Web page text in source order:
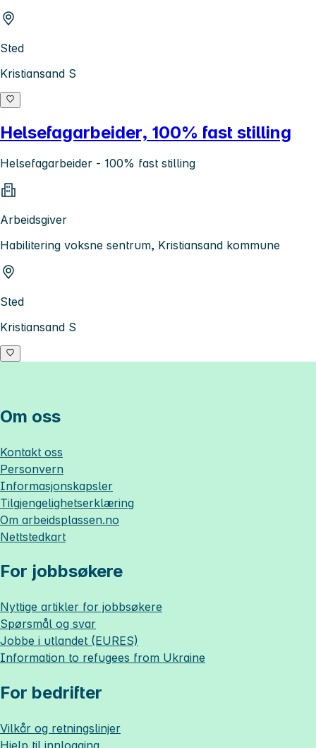
Sted
Kristiansand S
Helsefagarbeider, 100% fast stilling
Helsefagarbeider - 100% fast stilling
Arbeidsgiver
Habilitering voksne sentrum, Kristiansand kommune
Sted
Kristiansand S
Om oss
Kontakt oss
Personvern
Informasjonskapsler
Tilgjengelighetserklæring
Om arbeidsplassen.no
Nettstedkart
For jobbsøkere
Nyttige artikler for jobbsøkere
Spørsmål og svar
Jobbe i utlandet (EURES)
Information to refugees from Ukraine
For bedrifter
Vilkår og retningslinjer